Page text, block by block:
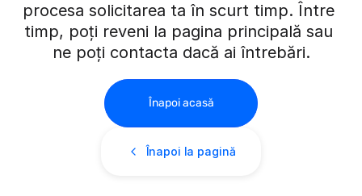
procesa solicitarea ta în scurt timp. Între
timp, poți reveni la pagina principală sau
ne poți contacta dacă ai întrebări.
Înapoi acasă
Înapoi la pagină